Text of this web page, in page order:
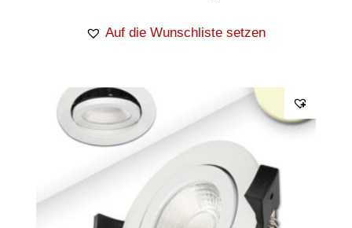
Auf die Wunschliste setzen